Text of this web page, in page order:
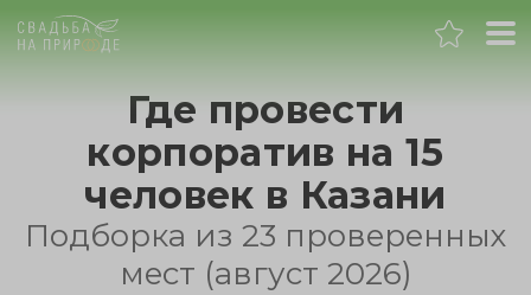
Банкет
Свадьба
День рождения
Где провести
корпоратив на 15
человек в Казани
Подборка из 23 проверенных
мест (август 2026)